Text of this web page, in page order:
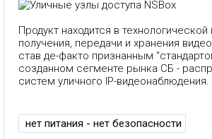
Продукт находится в
получения, передачи и хранения
став де-факто признанным
созданном сегменте рынка СБ -
систем уличного IP-видеонаблюдения.
нет питания - нет безопасности